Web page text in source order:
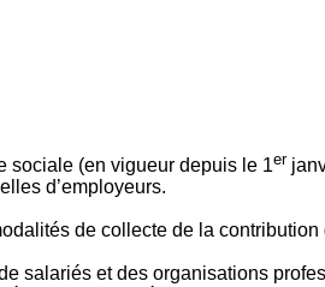
sociale (en vigueur depuis le 1er
d’employeurs.
de collecte de la
salariés et des organisations